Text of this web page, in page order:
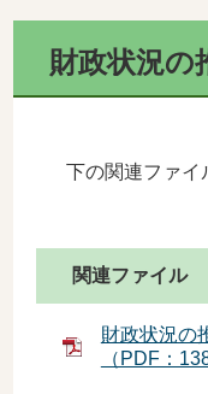
財政状況の
下の関連ファイ
関連ファイル
財政状況の
（PDF：